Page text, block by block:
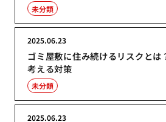
未分類
ゴミ屋敷に住み続けるリスクとは
考える対策
2025.06.23
未分類
2025.06.23